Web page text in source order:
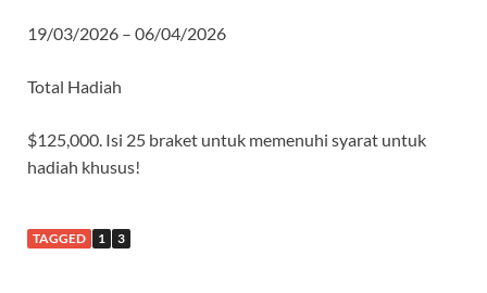
19/03/2026 – 06/04/2026
Total Hadiah
$125,000. Isi 25 braket untuk memenuhi syarat untuk
hadiah khusus!
TAGGED 1 3